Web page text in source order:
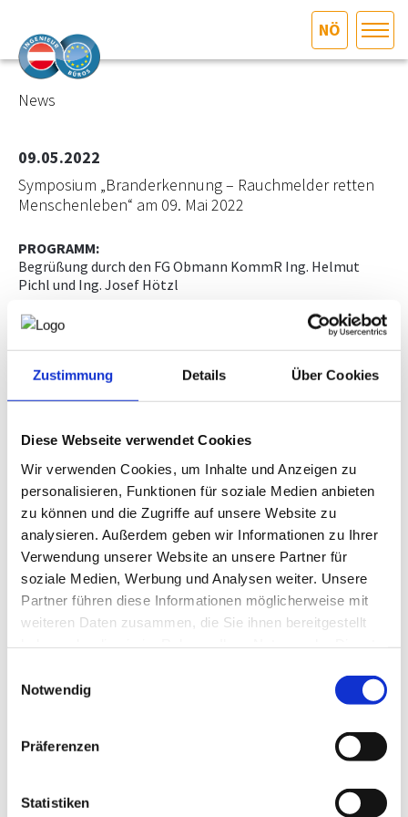
Zustimmung Details Über Cookies
Diese Webseite verwendet Cookies
Wir verwenden Cookies, um Inhalte und Anzeigen zu
personalisieren, Funktionen für soziale Medien anbieten
zu können und die Zugriffe auf unsere Website zu
analysieren. Außerdem geben wir Informationen zu Ihrer
Verwendung unserer Website an unsere Partner für
soziale Medien, Werbung und Analysen weiter. Unsere
Partner führen diese Informationen möglicherweise mit
weiteren Daten zusammen, die Sie ihnen bereitgestellt
Notwendig
Präferenzen
Statistiken
NÖ
DAS INGENIEURBÜRO
MITGLIEDER­VERZEICHNIS
NEWS
NICHT AMTLICHE SACHVERSTÄNDIGE
News
09.05.2022
Symposium „Branderkennung – Rauchmelder retten
Menschenleben“ am 09. Mai 2022
PROGRAMM:
Begrüßung durch den FG Obmann KommR Ing. Helmut
Pichl und Ing. Josef Hötzl
Programm
Die Brandschadenstatistik
Brandschadenstatistik(722 KB)
Die Bautechnikverordnung - OIB Richtlinie 2
DI Florian Breitler, NÖ Baudirektion
Die Bautechnikverordnung – OIB Richtlinie 2(1,0 MB)
DI Dietmar Schreier, Ingenieurbüro für Brandschutz
Gerald Rausch, Ei Electronics GmbH